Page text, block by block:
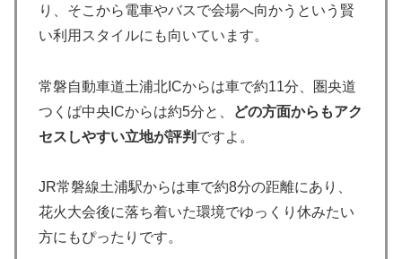
り、そこから電車やバスで会場へ向かうという賢
い利用スタイルにも向いています。
常磐自動車道土浦北ICからは車で約11分、圏央道
つくば中央ICからは約5分と、
どの方面からもアク
セスしやすい立地が評判 ですよ。
JR常磐線土浦駅からは車で約8分の距離にあり、
花火大会後に落ち着いた環境でゆっくり休みたい
方にもぴったりです。